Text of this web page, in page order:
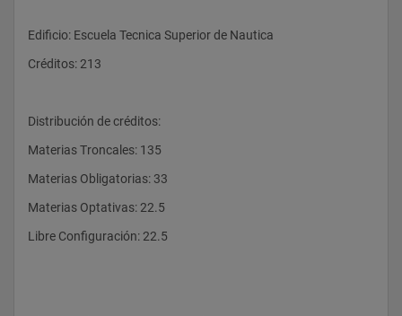
Edificio: Escuela Tecnica Superior de Nautica
Créditos: 213
Distribución de créditos:
Materias Troncales: 135
Materias Obligatorias: 33
Materias Optativas: 22.5
Libre Configuración: 22.5